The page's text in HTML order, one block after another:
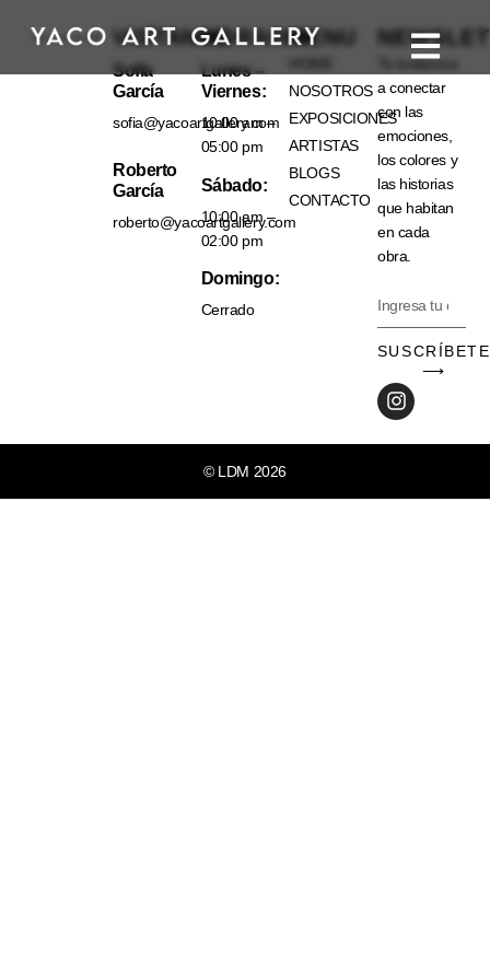
VISÍTANOS
Sofía
García
sofia@yacoartgallery.com
Roberto
García
roberto@yacoartgallery.com
HORARIO
Lunes –
Viernes:
10:00 am –
05:00 pm
Sábado:
10:00 am –
02:00 pm
Domingo:
Cerrado
MENU
NOSOTROS
EXPOSICIONES
ARTISTAS
BLOGS
CONTACTO
Te invitamos
a conectar
con las
emociones,
los colores y
las historias
que habitan
en cada
obra.
SUSCRÍBETE
⟶
© LDM 2026